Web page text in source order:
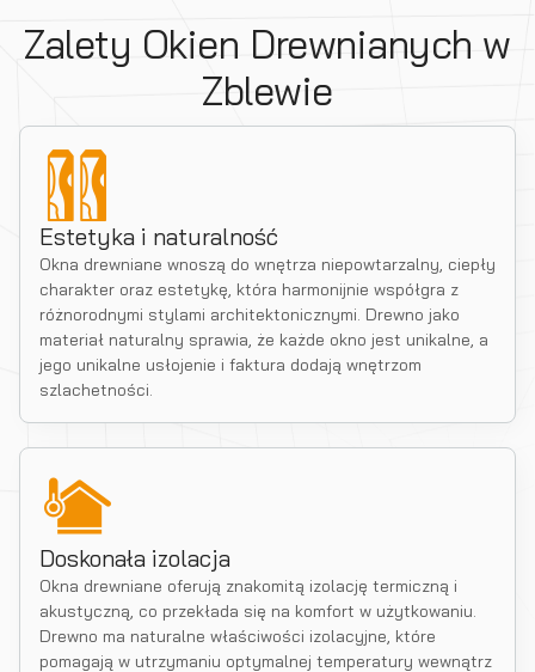
Zalety Okien Drewnianych w
Zblewie
Estetyka i naturalność
Okna drewniane wnoszą do wnętrza niepowtarzalny, ciepły
charakter oraz estetykę, która harmonijnie współgra z
różnorodnymi stylami architektonicznymi. Drewno jako
materiał naturalny sprawia, że każde okno jest unikalne, a
jego unikalne usłojenie i faktura dodają wnętrzom
szlachetności.
Doskonała izolacja
Okna drewniane oferują znakomitą izolację termiczną i
akustyczną, co przekłada się na komfort w użytkowaniu.
Drewno ma naturalne właściwości izolacyjne, które
pomagają w utrzymaniu optymalnej temperatury wewnątrz